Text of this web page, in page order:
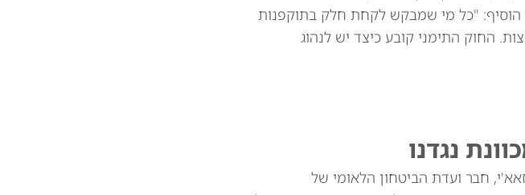
"כל מי שמבקש לקחת חלק בתוקפנות
נוצצות. החוק התימני קובע כיצד יש לנהוג
נגדנו
חבר ועדת הביטחון הלאומי של